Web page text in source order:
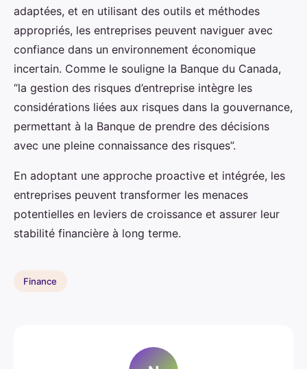
adaptées, et en utilisant des outils et méthodes
appropriés, les entreprises peuvent naviguer avec
confiance dans un environnement économique
incertain. Comme le souligne la Banque du Canada,
“la gestion des risques d’entreprise intègre les
considérations liées aux risques dans la gouvernance,
permettant à la Banque de prendre des décisions
avec une pleine connaissance des risques”.
En adoptant une approche proactive et intégrée, les
entreprises peuvent transformer les menaces
potentielles en leviers de croissance et assurer leur
stabilité financière à long terme.
Finance